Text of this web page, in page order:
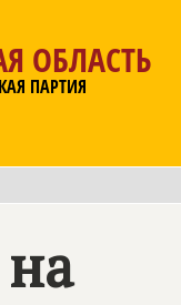
ОБЛАСТЬ
ПАРТИЯ